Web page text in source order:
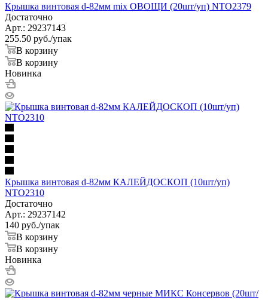
Крышка винтовая d-82мм mix ОВОЩИ (20шт/уп) NTO2379
Достаточно
Арт.: 29237143
255.50 руб./упак
В корзину
В корзину
Новинка
Крышка винтовая d-82мм КАЛЕЙДОСКОП (10шт/уп)
NTO2310
Достаточно
Арт.: 29237142
140 руб./упак
В корзину
В корзину
Новинка